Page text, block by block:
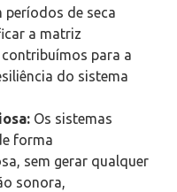
períodos de seca
a matriz
para a
do sistema
Os sistemas
forma
sem gerar qualquer
sonora,